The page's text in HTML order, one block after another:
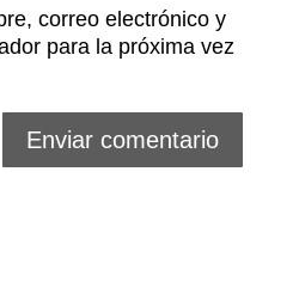
correo electrónico y
para la próxima vez